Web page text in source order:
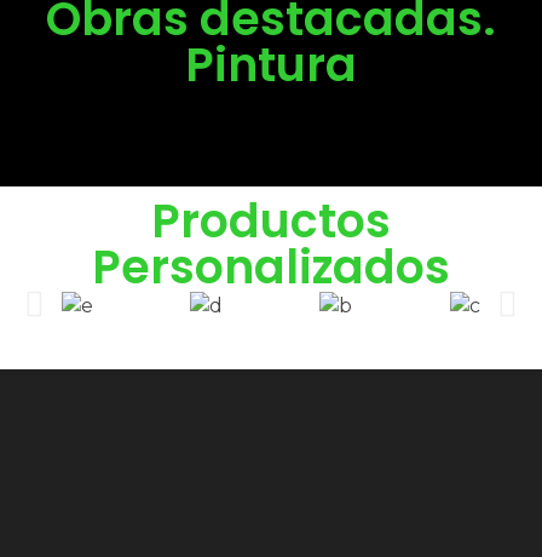
Obras destacadas.
Pintura
Productos
Personalizados